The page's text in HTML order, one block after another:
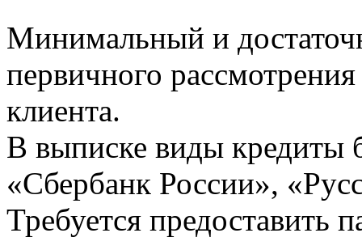
Минимальный и
первичного
клиента.
В выписке виды кредиты
«Сбербанк России»,
Требуется предоставить